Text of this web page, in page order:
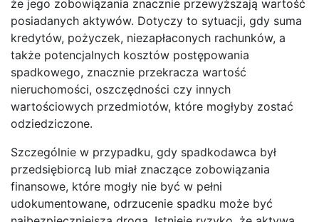
że jego zobowiązania znacznie przewyższają wartość
posiadanych aktywów. Dotyczy to sytuacji, gdy suma
kredytów, pożyczek, niezapłaconych rachunków, a
także potencjalnych kosztów postępowania
spadkowego, znacznie przekracza wartość
nieruchomości, oszczędności czy innych
wartościowych przedmiotów, które mogłyby zostać
odziedziczone.
Szczególnie w przypadku, gdy spadkodawca był
przedsiębiorcą lub miał znaczące zobowiązania
finansowe, które mogły nie być w pełni
udokumentowane, odrzucenie spadku może być